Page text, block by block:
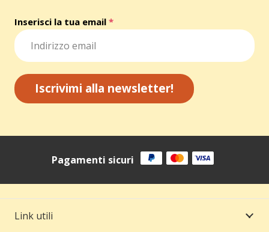
Inserisci la tua email *
Iscrivimi alla newsletter!
Pagamenti sicuri
Link utili